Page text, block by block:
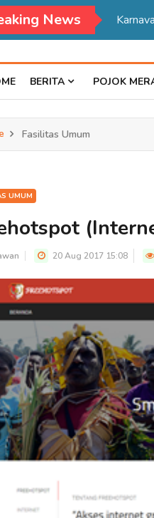
News
BERITA POJOK
Fasilitas Umum
UMUM
20 Aug 2017 15:08